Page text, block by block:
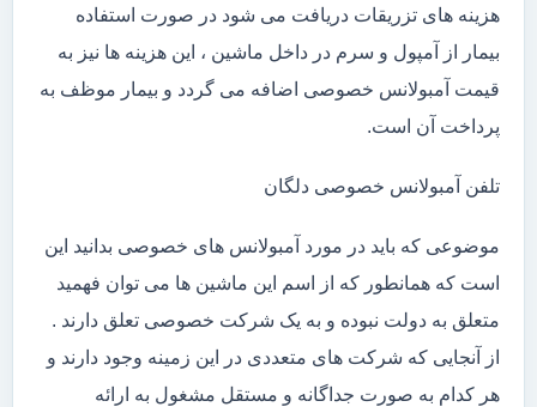
هزینه های تزریقات دریافت می شود در صورت استفاده
بیمار از آمپول و سرم در داخل ماشین ، این هزینه ها نیز به
قیمت آمبولانس خصوصی اضافه می گردد و بیمار موظف به
پرداخت آن است.
تلفن آمبولانس خصوصی دلگان
موضوعی که باید در مورد آمبولانس های خصوصی بدانید این
است که همانطور که از اسم این ماشین ها می توان فهمید
متعلق به دولت نبوده و به یک شرکت خصوصی تعلق دارند .
از آنجایی که شرکت های متعددی در این زمینه وجود دارند و
هر کدام به صورت جداگانه و مستقل مشغول به ارائه